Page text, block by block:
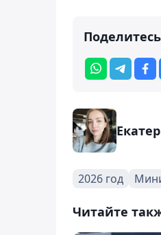
2026 год
Читайте